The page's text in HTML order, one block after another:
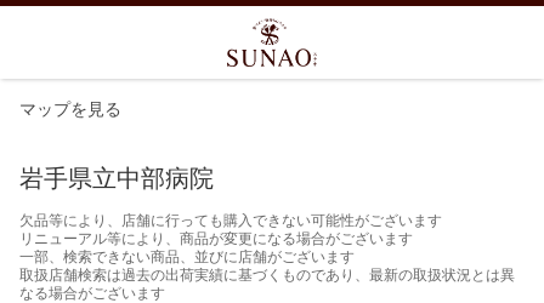
マップを見る
岩手県立中部病院
欠品等により、店舗に行っても購入できない可能性がございます
リニューアル等により、商品が変更になる場合がございます
一部、検索できない商品、並びに店舗がございます
取扱店舗検索は過去の出荷実績に基づくものであり、最新の取扱状況とは異
なる場合がございます